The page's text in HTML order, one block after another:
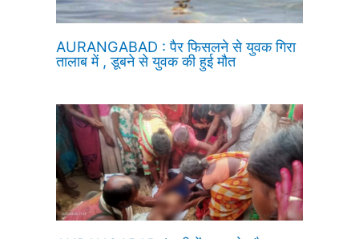
AURANGABAD : पैर फिसलने से युवक गिरा
तालाब में , डूबने से युवक की हुई मौत